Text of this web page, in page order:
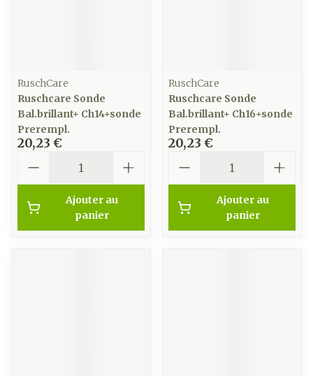
RuschCare
Ruschcare Sonde
Bal.brillant+ Ch14+sonde
Prerempl.
20,23 €
Ajouter au
panier
RuschCare
Ruschcare Sonde
Bal.brillant+ Ch16+sonde
Prerempl.
20,23 €
Ajouter au
panier